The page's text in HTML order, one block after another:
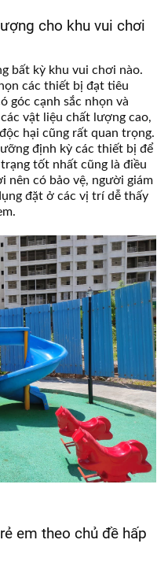
cho khu vui chơi
bất kỳ khu vui chơi nào.
các thiết bị đạt tiêu
góc cạnh sắc nhọn và
vật liệu chất lượng cao,
hại cũng rất quan trọng.
định kỳ các thiết bị để
tốt nhất cũng là điều
nên có bảo vệ, người giám
đặt ở các vị trí dễ thấy
em theo chủ đề hấp